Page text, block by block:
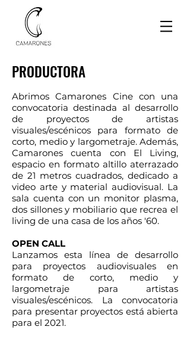
PRODUCTORA
Abrimos Camarones Cine con una
convocatoria destinada al desarrollo
de proyectos de artistas
visuales/escénicos para formato de
corto, medio y largometraje. Además,
Camarones cuenta con El Living,
espacio en formato altillo aterrazado
de 21 metros cuadrados, dedicado a
video arte y material audiovisual. La
sala cuenta con un monitor plasma,
dos sillones y mobiliario que recrea el
living de una casa de los años '60.
OPEN CALL
Lanzamos esta línea de desarrollo
para proyectos audiovisuales en
formato de corto, medio y
largometraje para artistas
visuales/escénicos. La convocatoria
para presentar proyectos está abierta
para el 2021.